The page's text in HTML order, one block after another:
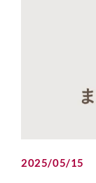
2025/05/15